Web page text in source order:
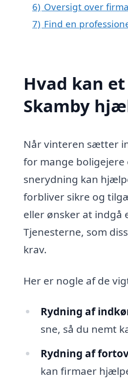
6) Oversigt over
7) Find en
Hvad kan
Skamby
Når vinteren sætter
for mange boligejere
snerydning kan
forbliver sikre og
eller ønsker at indgå
Tjenesterne, som
krav.
Her er nogle af de
Rydning af
sne, så du nemt
Rydning af
kan firmaer